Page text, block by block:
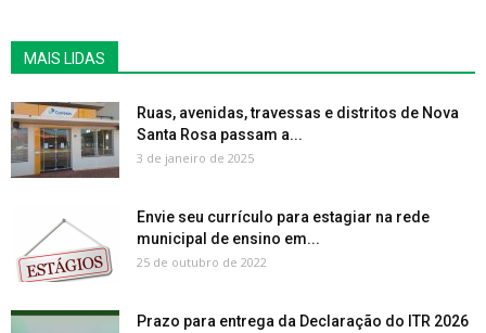
MAIS LIDAS
Ruas, avenidas, travessas e distritos de Nova
Santa Rosa passam a...
3 de janeiro de 2025
Envie seu currículo para estagiar na rede
municipal de ensino em...
25 de outubro de 2022
Prazo para entrega da Declaração do ITR 2026